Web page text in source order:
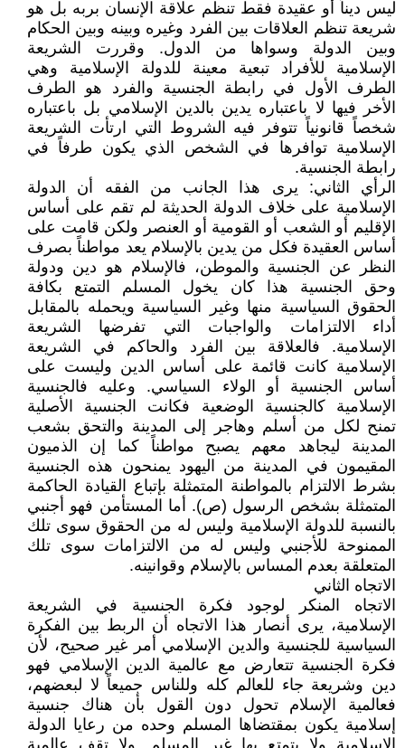
ليس ديناً أو عقيدة فقط تنظم علاقة الإنسان بربه بل هو
شريعة تنظم العلاقات بين الفرد وغيره وبينه وبين الحكام
وبين الدولة وسواها من الدول. وقررت الشريعة
الإسلامية للأفراد تبعية معينة للدولة الإسلامية وهي
الطرف الأول في رابطة الجنسية والفرد هو الطرف
الأخر فيها لا باعتباره يدين بالدين الإسلامي بل باعتباره
شخصاً قانونياً تتوفر فيه الشروط التي ارتأت الشريعة
الإسلامية توافرها في الشخص الذي يكون طرفاً في
رابطة الجنسية.
الرأي الثاني: يرى هذا الجانب من الفقه أن الدولة
الإسلامية على خلاف الدولة الحديثة لم تقم على أساس
الإقليم أو الشعب أو القومية أو العنصر ولكن قامت على
أساس العقيدة فكل من يدين بالإسلام يعد مواطناً بصرف
النظر عن الجنسية والموطن، فالإسلام هو دين ودولة
وحق الجنسية هذا كان يخول المسلم التمتع بكافة
الحقوق السياسية منها وغير السياسية ويحمله بالمقابل
أداء الالتزامات والواجبات التي تفرضها الشريعة
الإسلامية. فالعلاقة بين الفرد والحاكم في الشريعة
الإسلامية كانت قائمة على أساس الدين وليست على
أساس الجنسية أو الولاء السياسي. وعليه فالجنسية
الإسلامية كالجنسية الوضعية فكانت الجنسية الأصلية
تمنح لكل من أسلم وهاجر إلى المدينة والتحق بشعب
المدينة ليجاهد معهم يصبح مواطناً كما إن الذميون
المقيمون في المدينة من اليهود يمنحون هذه الجنسية
بشرط الالتزام بالمواطنة المتمثلة بإتباع القيادة الحاكمة
المتمثلة بشخص الرسول (ص). أما المستأمن فهو أجنبي
بالنسبة للدولة الإسلامية وليس له من الحقوق سوى تلك
الممنوحة للأجنبي وليس له من الالتزامات سوى تلك
المتعلقة بعدم المساس بالإسلام وقوانينه.
الاتجاه الثاني
الاتجاه المنكر لوجود فكرة الجنسية في الشريعة
الإسلامية، يرى أنصار هذا الاتجاه أن الربط بين الفكرة
السياسية للجنسية والدين الإسلامي أمر غير صحيح، لأن
فكرة الجنسية تتعارض مع عالمية الدين الإسلامي فهو
دين وشريعة جاء للعالم كله وللناس جميعاً لا لبعضهم،
فعالمية الإسلام تحول دون القول بأن هناك جنسية
إسلامية يكون بمقتضاها المسلم وحده من رعايا الدولة